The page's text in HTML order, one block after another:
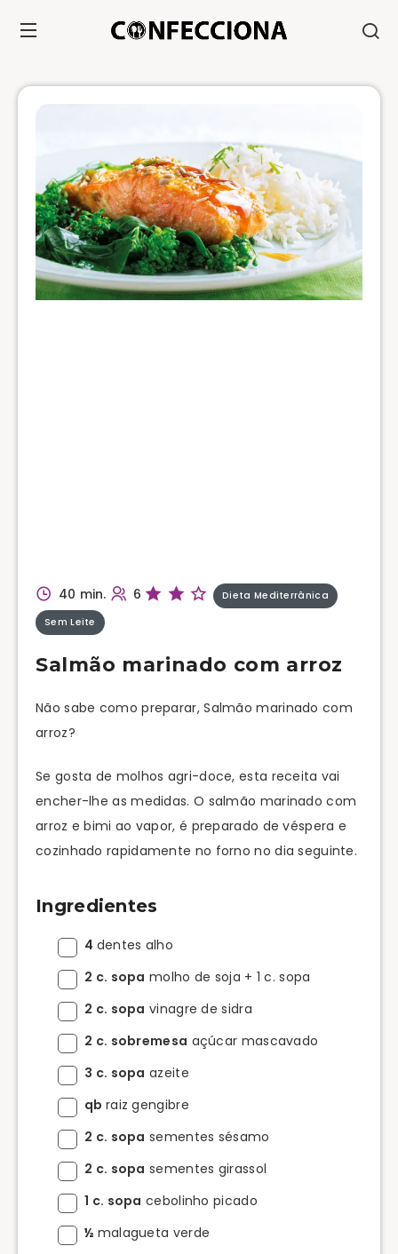
40 min. 6 Dieta Mediterrânica
Sem Leite
Salmão marinado com arroz
Não sabe como preparar, Salmão marinado com
arroz?
Se gosta de molhos agri-doce, esta receita vai
encher-lhe as medidas. O salmão marinado com
arroz e bimi ao vapor, é preparado de véspera e
cozinhado rapidamente no forno no dia seguinte.
Ingredientes
4 dentes alho
2 c. sopa molho de soja + 1 c. sopa
2 c. sopa vinagre de sidra
2 c. sobremesa açúcar mascavado
3 c. sopa azeite
qb raiz gengibre
2 c. sopa sementes sésamo
2 c. sopa sementes girassol
1 c. sopa cebolinho picado
½ malagueta verde